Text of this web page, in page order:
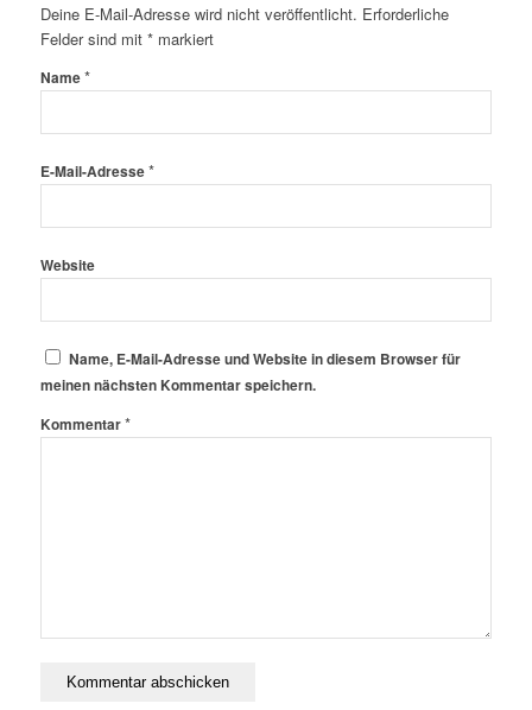
Deine E-Mail-Adresse wird nicht veröffentlicht. Erforderliche
Felder sind mit *markiert
Name*
E-Mail-Adresse*
Website
Name, E-Mail-Adresse und Website in diesem Browser für
meinen nächsten Kommentar speichern.
Kommentar*